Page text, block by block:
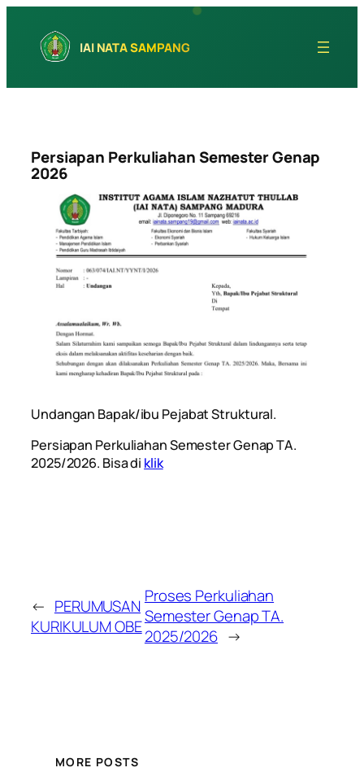
content
IAI NATA SAMPANG
Persiapan Perkuliahan Semester Genap
2026
Undangan Bapak/ibu Pejabat Struktural.
Persiapan Perkuliahan Semester Genap TA.
2025/2026. Bisa di klik
← PERUMUSAN
KURIKULUM OBE
Proses Perkuliahan
Semester Genap TA.
2025/2026 →
MORE POSTS